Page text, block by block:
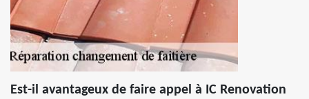
Est-il avantageux de faire appel à IC Renovation